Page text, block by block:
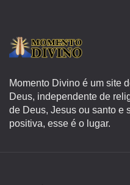
Momento Divino é um site
Deus, independente de
de Deus, Jesus ou santo e
positiva, esse é o lugar.